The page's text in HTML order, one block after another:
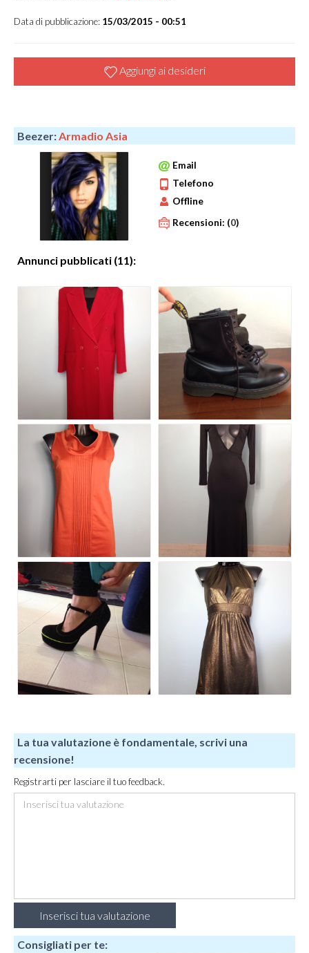
Data di pubblicazione: 15/03/2015 - 00:51
Aggiungi ai desideri
Beezer: Armadio Asia
Email
Telefono
Offline
Recensioni: (0)
Annunci pubblicati (11):
La tua valutazione è fondamentale, scrivi una
recensione!
Registrarti per lasciare il tuo feedback.
Consigliati per te: